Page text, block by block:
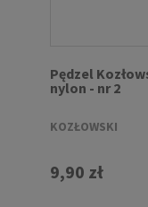
Pędzel
nylon - nr 2
KOZŁOWSKI
9,90 zł